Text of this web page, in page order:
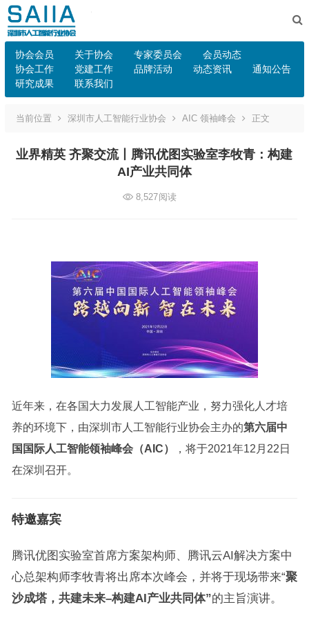
协会会员 关于协会 专家委员会
会员动态
协会工作
党建工作 品牌活动 动态资讯
通知公告
研究成果
联系我们
当前位置 深圳市人工智能行业协会 AIC 领袖峰会 正文
业界精英 齐聚交流丨腾讯优图实验室李牧青：构建
AI产业共同体
8,527阅读
近年来，在各国大力发展人工智能产业，努力强化人才培
养的环境下，由深圳市人工智能行业协会主办的第六届中
国国际人工智能领袖峰会（AIC）
，将于2021年12月22日
在深圳召开。
特邀嘉宾
腾讯优图实验室首席方案架构师、腾讯云AI解决方案中
心总架构师李牧青将出席本次峰会，并将于现场带来“聚
沙成塔，共建未来–构建AI产业共同体”的主旨演讲。